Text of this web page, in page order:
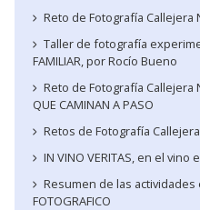
Reto de Fotografía Callejera
Taller de fotografía
FAMILIAR, por Rocío Bueno
Reto de Fotografía Callejera
QUE CAMINAN A PASO
Retos de Fotografía Callejera:
IN VINO VERITAS, en el vino
Resumen de las actividades
FOTOGRAFICO